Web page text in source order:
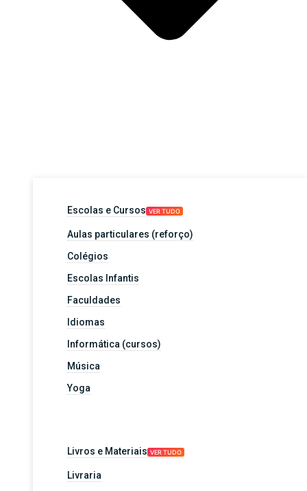
Escolas e Cursos VER TUDO
Aulas particulares (reforço)
Colégios
Escolas Infantis
Faculdades
Idiomas
Informática (cursos)
Música
Yoga
Livros e Materiais VER TUDO
Livraria